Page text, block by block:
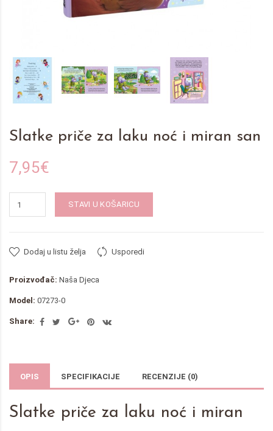
Slatke priče za laku noć i miran san
7,95€
STAVI U KOŠARICU
Dodaj u listu želja Usporedi
Proizvođač: Naša Djeca
Model: 07273-0
Share:
OPIS SPECIFIKACIJE RECENZIJE (0)
Slatke priče za laku noć i miran